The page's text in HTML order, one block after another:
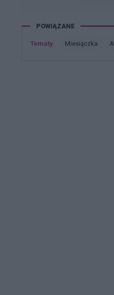
POWIĄZANE
Tematy miesiączka